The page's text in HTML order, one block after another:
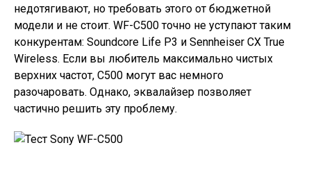
недотягивают, но требовать этого от бюджетной
модели и не стоит. WF-C500 точно не уступают таким
конкурентам: Soundcore Life P3 и Sennheiser CX True
Wireless. Если вы любитель максимально чистых
верхних частот, C500 могут вас немного
разочаровать. Однако, эквалайзер позволяет
частично решить эту проблему.